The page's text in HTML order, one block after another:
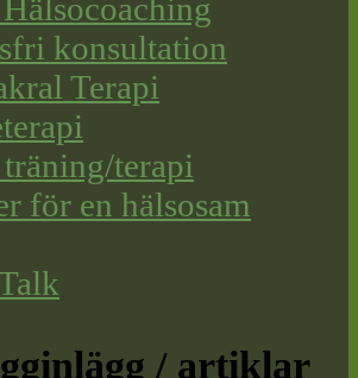
konsultation
Terapi
terapi
för en hälsosam
/ artiklar